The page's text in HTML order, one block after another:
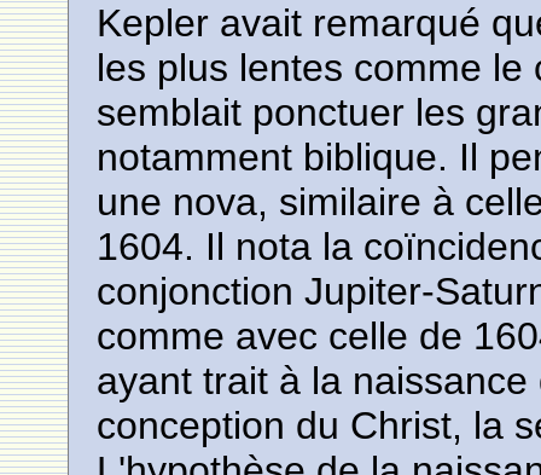
Kepler avait remarqué
les plus lentes comme
semblait ponctuer les
notamment biblique. Il
une nova, similaire à
1604. Il nota la
conjonction Jupiter-
comme avec celle de
ayant trait à la
conception du Christ, la